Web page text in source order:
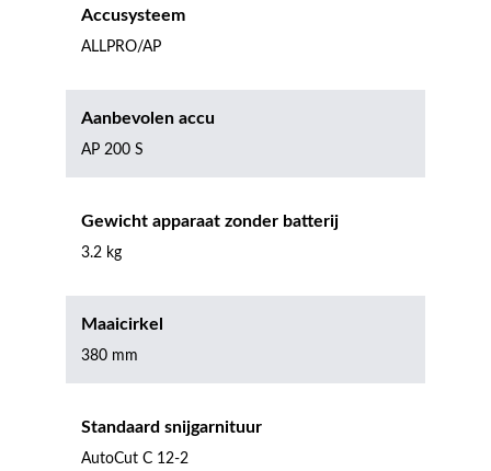
Accusysteem
ALLPRO/AP
Aanbevolen accu
AP 200 S
Gewicht apparaat zonder batterij
3.2 kg
Maaicirkel
380 mm
Standaard snijgarnituur
AutoCut C 12-2